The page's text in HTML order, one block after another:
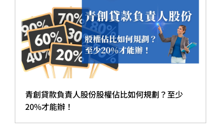
青創貸款負責人股份股權佔比如何規劃？至少
20%才能辦！